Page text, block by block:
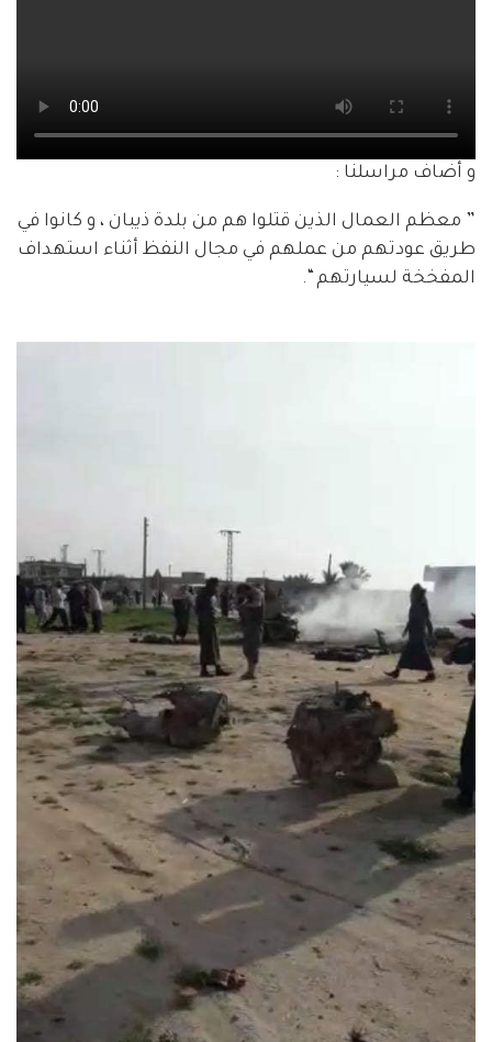
و أضاف مراسلنا :
” معظم العمال الذين قتلوا هم من بلدة ذيبان ، و كانوا في
طريق عودتهم من عملهم في مجال النفظ أثناء استهداف
المفخخة لسيارتهم “.